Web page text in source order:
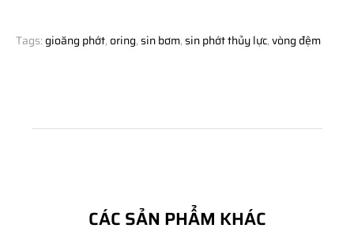
Tags: gioăng phớt, oring,sin bơm,sin phớt thủy lực,vòng đệm
CÁC SẢN PHẨM KHÁC